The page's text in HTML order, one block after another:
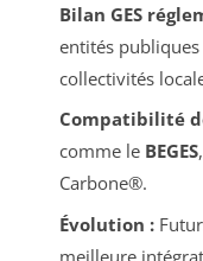
Bilan GES
entités publiques
collectivités
Compatibilité
comme le BEGES
Carbone®.
Évolution :
meilleure